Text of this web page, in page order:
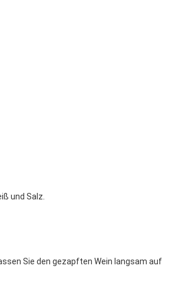
und Salz.
Sie den gezapften Wein langsam auf